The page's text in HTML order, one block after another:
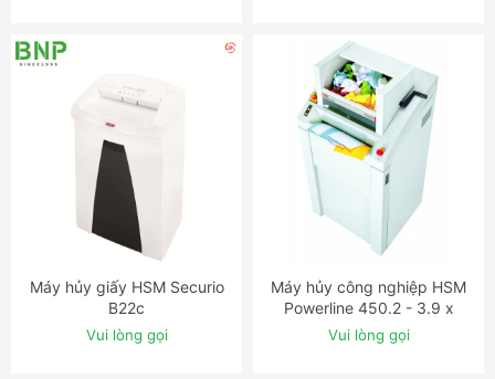
ĐẶT NGAY
Máy hủy giấy HSM Securio
B22c
Vui lòng gọi
ĐẶT NGAY
Máy hủy công nghiệp HSM
Powerline 450.2 - 3.9 x
40mm
Vui lòng gọi